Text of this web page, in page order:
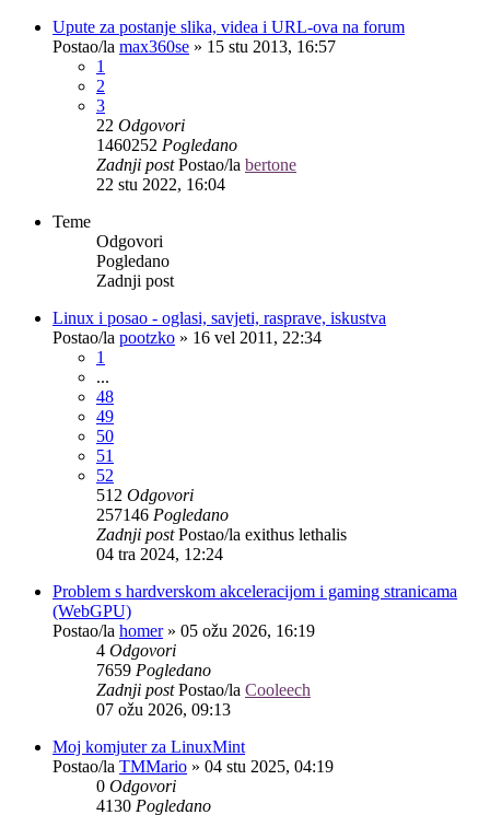
Upute za postanje slika, videa i URL-ova na forum
Postao/la max360se » 15 stu 2013, 16:57
1
2
3
22 Odgovori
1460252 Pogledano
Zadnji postPostao/la bertone
22 stu 2022, 16:04
Teme
Odgovori
Pogledano
Zadnji post
Linux i posao - oglasi, savjeti, rasprave, iskustva
Postao/la pootzko » 16 vel 2011, 22:34
1
...
48
49
50
51
52
512 Odgovori
257146 Pogledano
Zadnji postPostao/la exithus lethalis
04 tra 2024, 12:24
Problem s hardverskom akceleracijom i gaming stranicama
(WebGPU)
Postao/la homer» 05 ožu 2026, 16:19
4 Odgovori
7659 Pogledano
Zadnji postPostao/la Cooleech
07 ožu 2026, 09:13
Moj komjuter za LinuxMint
Postao/la TMMario » 04 stu 2025, 04:19
0 Odgovori
4130 Pogledano